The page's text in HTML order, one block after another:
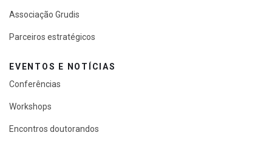
Associação Grudis
Parceiros estratégicos
EVENTOS E NOTÍCIAS
Conferências
Workshops
Encontros doutorandos